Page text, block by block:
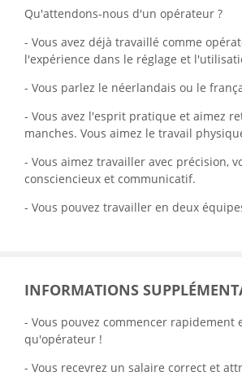
Qu'attendons-nous d'un opérateur ?
- Vous avez déjà travaillé comme
l'expérience dans le réglage et
- Vous parlez le néerlandais ou le
- Vous avez l'esprit pratique et aimez
manches. Vous aimez le travail
- Vous aimez travailler avec précision,
consciencieux et communicatif.
- Vous pouvez travailler en deux
INFORMATIONS
- Vous pouvez commencer rapidement
qu'opérateur !
- Vous recevrez un salaire correct et